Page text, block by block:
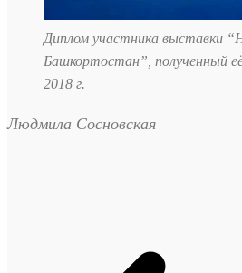
Диплом участника выставки
Башкортостан”, полученный
2018 г.
Людмила Сосновская